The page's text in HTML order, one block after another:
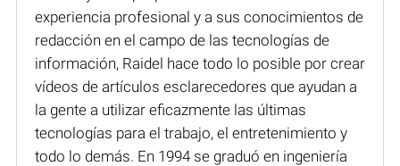
experiencia profesional y a sus conocimientos de
redacción en el campo de las tecnologías de
información, Raidel hace todo lo posible por crear
vídeos de artículos esclarecedores que ayudan a
la gente a utilizar eficazmente las últimas
tecnologías para el trabajo, el entretenimiento y
todo lo demás. En 1994 se graduó en ingeniería